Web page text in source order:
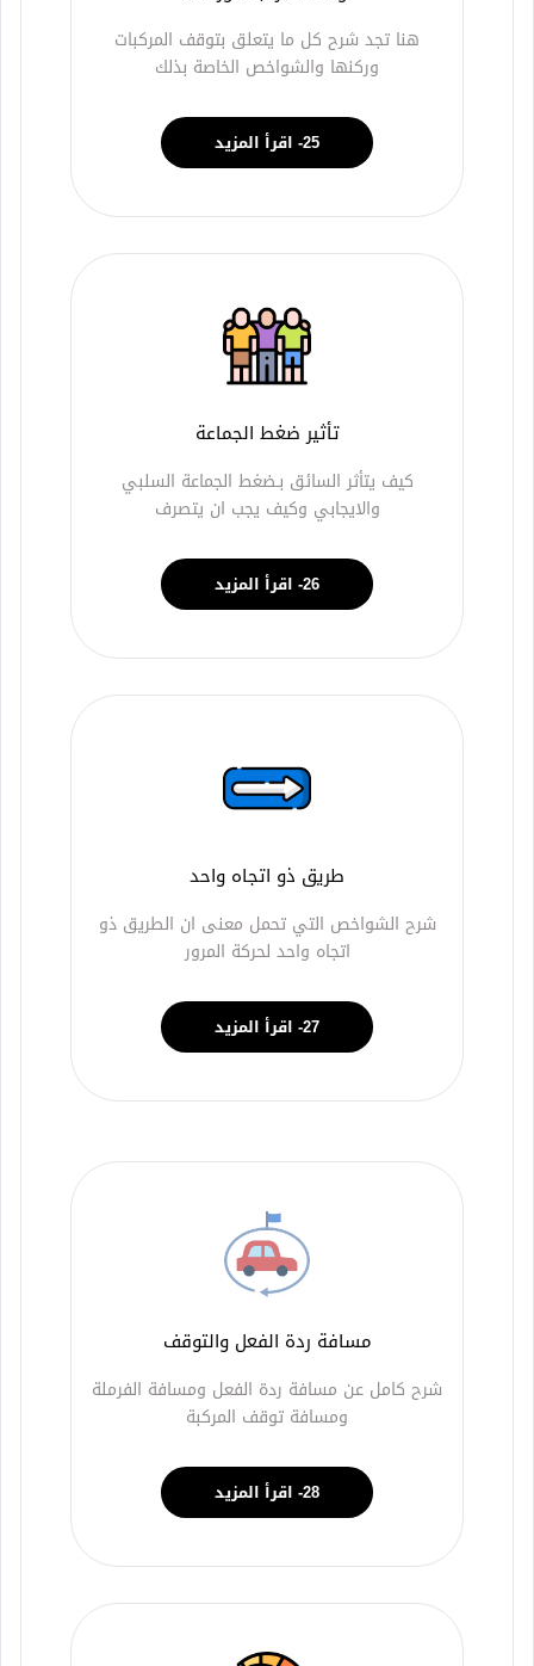
هنا تجد شرح كل ما يتعلق بتوقف المركبات
وركنها والشواخص الخاصة بذلك
25- اقرأ المزيد
تأثير ضغط الجماعة
كيف يتأثر السائق بـضغط الجماعة السلبي
والايجابي وكيف يجب ان يتصرف
26- اقرأ المزيد
طريق ذو اتجاه واحد
شرح الشواخص التي تحمل معنى ان الطريق ذو
اتجاه واحد لحركة المرور
27- اقرأ المزيد
مسافة ردة الفعل والتوقف
شرح كامل عن مسافة ردة الفعل ومسافة الفرملة
ومسافة توقف المركبة
28- اقرأ المزيد